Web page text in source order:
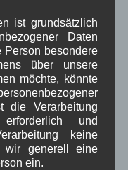
von der
Alpenwelt
findet
heuer der
ist grundsätzlich
Daten
Person besondere
über unsere
möchte, könnte
die Verarbeitung
erforderlich und
keine
wir generell eine
ein.